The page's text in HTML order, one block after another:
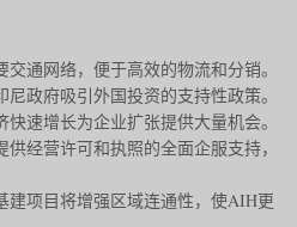
交通网络，便于高效的物流和分销。
尼政府吸引外国投资的支持性政策。
快速增长为企业扩张提供大量机会。
供经营许可和执照的全面企服支持，
建项目将增强区域连通性，使AIH更